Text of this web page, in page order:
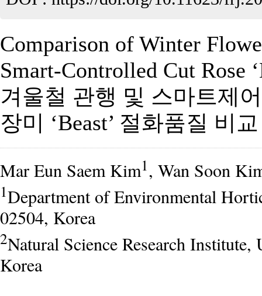
Comparison of Winter
Smart-Controlled Cut Rose
겨울철 관행 및 스마트제
장미 ‘Beast’ 절화품질 비교
Mar Eun Saem Kim1, Wan Soon
1Department of Environmental
02504, Korea
2Natural Science Research
Korea